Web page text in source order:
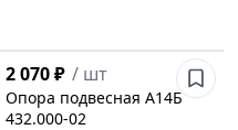
2 070 ₽ / шт
Опора подвесная А14Б
432.000-02